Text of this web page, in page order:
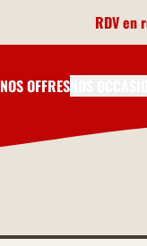
RDV en
NOS OFFRES